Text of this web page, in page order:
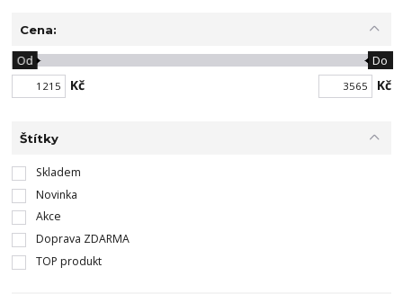
Cena:
Kč
Od Do
Kč
Štítky
Skladem
Novinka
Akce
Doprava ZDARMA
TOP produkt